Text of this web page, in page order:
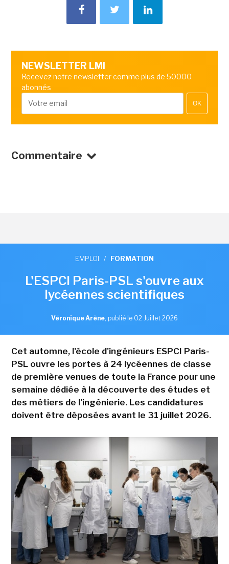
NEWSLETTER LMI
Recevez notre newsletter comme plus de 50000
abonnés
OK
Commentaire
EMPLOI / FORMATION
L'ESPCI Paris-PSL s'ouvre aux
lycéennes scientifiques
Véronique Arène, publié le 02 Juillet 2026
Cet automne, l'école d'ingénieurs ESPCI Paris-
PSL ouvre les portes à 24 lycéennes de classe
de première venues de toute la France pour une
semaine dédiée à la découverte des études et
des métiers de l'ingénierie. Les candidatures
doivent être déposées avant le 31 juillet 2026.